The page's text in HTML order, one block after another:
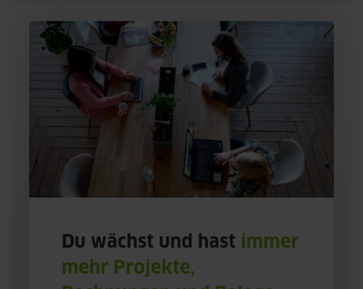
Du wächst und hast
immer
mehr Projekte,